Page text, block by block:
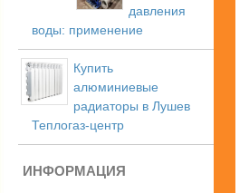
давления
воды: применение
Купить
алюминиевые
радиаторы в Лушев
Теплогаз-центр
ИНФОРМАЦИЯ